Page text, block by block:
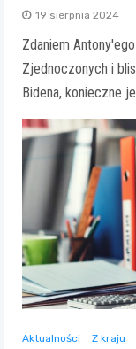
19 sierpnia 2024
Zdaniem
Zjednoczonych i
Bidena, konieczne
Aktualności Z kraju